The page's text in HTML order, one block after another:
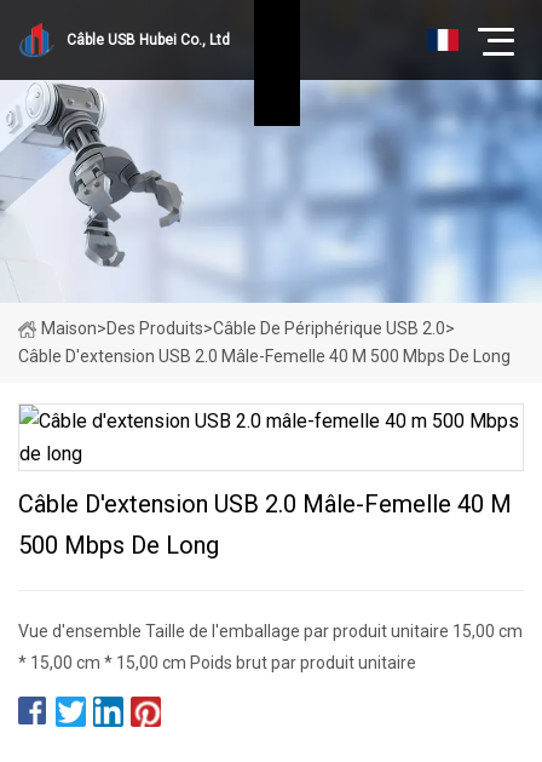
Câble USB Hubei Co., Ltd
Maison>Des Produits>Câble De Périphérique USB 2.0>
Câble D'extension USB 2.0 Mâle-Femelle 40 M 500 Mbps De Long
Câble D'extension USB 2.0 Mâle-Femelle 40 M
500 Mbps De Long
Vue d'ensemble Taille de l'emballage par produit unitaire 15,00 cm
* 15,00 cm * 15,00 cm Poids brut par produit unitaire